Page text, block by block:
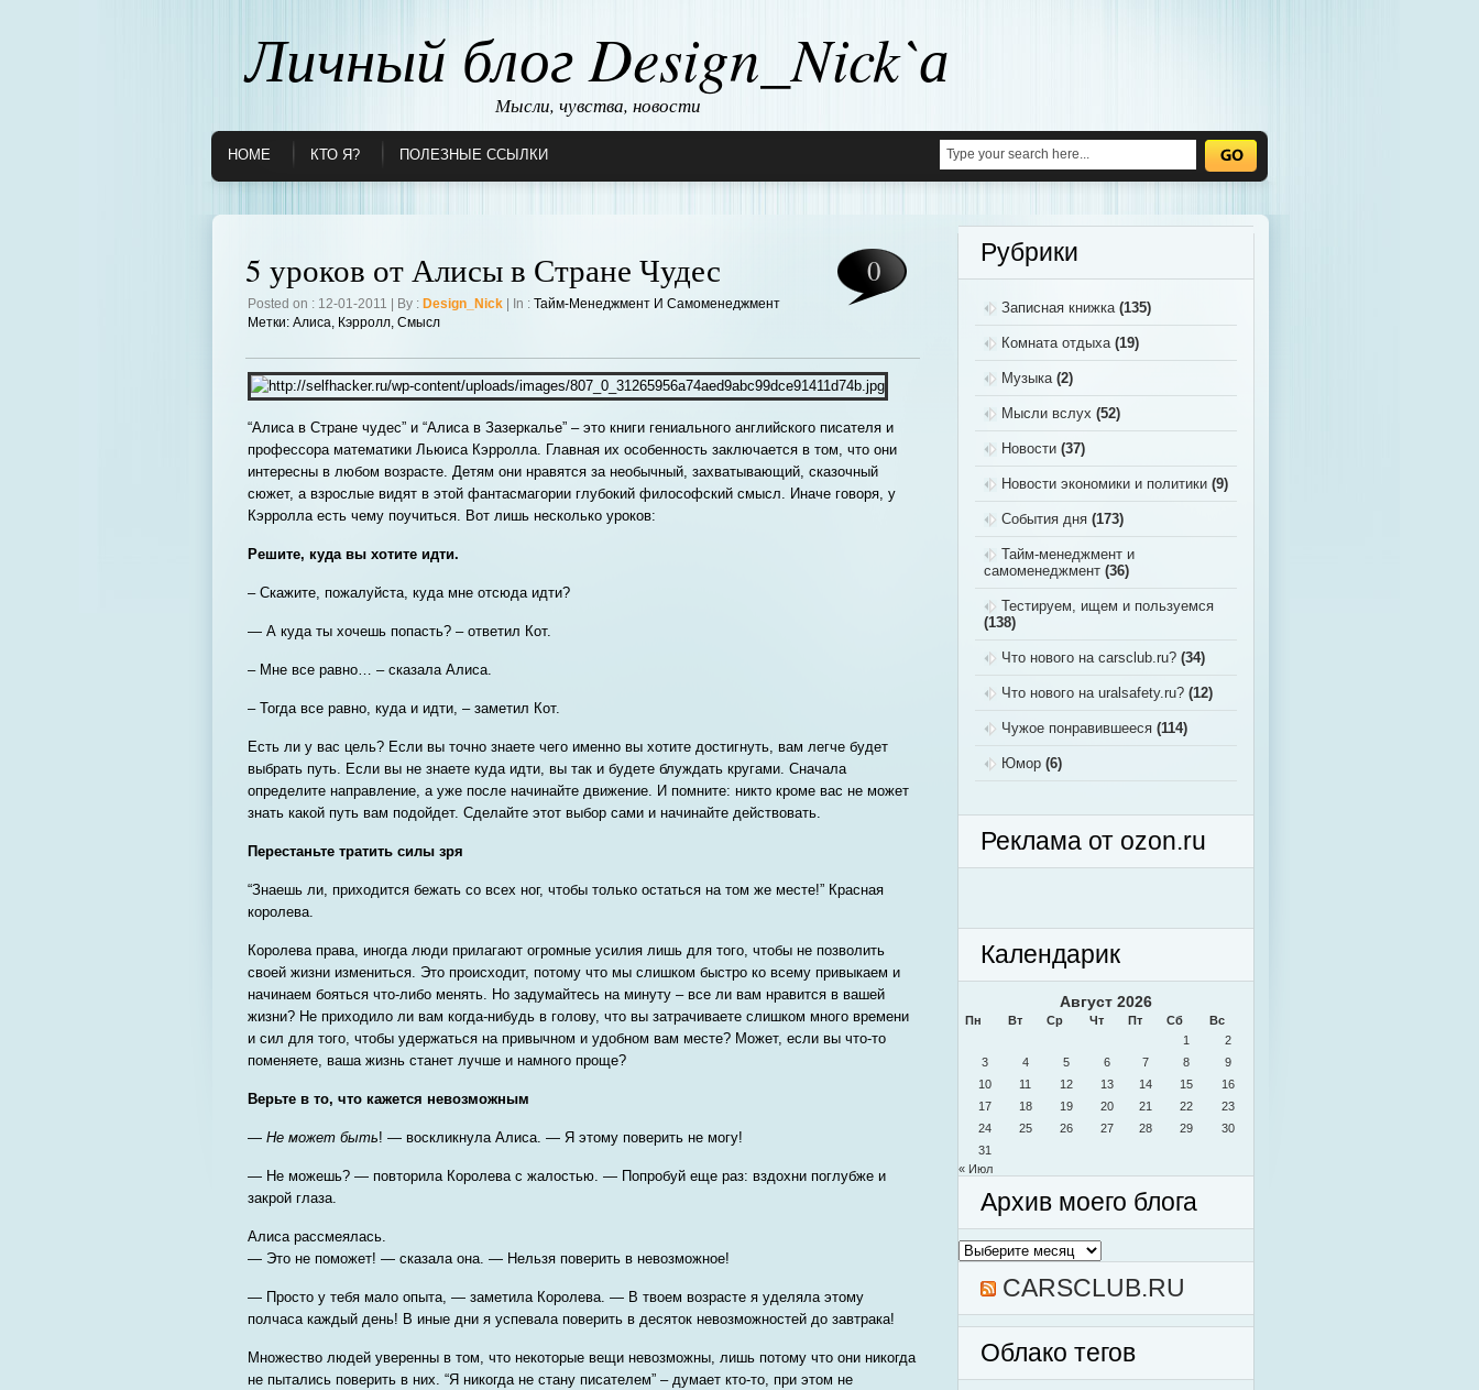
Личный блог Design_Nick`а
Мысли, чувства, новости
HOME КТО Я? ПОЛЕЗНЫЕ ССЫЛКИ
5 уроков от Алисы в Стране Чудес
Posted on : 12-01-2011 | By : Design_Nick | In : Тайм-Менеджмент И Самоменеджмент
Метки: Алиса, Кэрролл, Смысл
0
“Алиса в Стране чудес” и “Алиса в Зазеркалье” – это книги гениального английского писателя и
профессора математики Льюиса Кэрролла. Главная их особенность заключается в том, что они
интересны в любом возрасте. Детям они нравятся за необычный, захватывающий, сказочный
сюжет, а взрослые видят в этой фантасмагории глубокий философский смысл. Иначе говоря, у
Кэрролла есть чему поучиться. Вот лишь несколько уроков:
Решите, куда вы хотите идти.
– Скажите, пожалуйста, куда мне отсюда идти?
— А куда ты хочешь попасть? – ответил Кот.
– Мне все равно… – сказала Алиса.
– Тогда все равно, куда и идти, – заметил Кот.
Есть ли у вас цель? Если вы точно знаете чего именно вы хотите достигнуть, вам легче будет
выбрать путь. Если вы не знаете куда идти, вы так и будете блуждать кругами. Сначала
определите направление, а уже после начинайте движение. И помните: никто кроме вас не может
знать какой путь вам подойдет. Сделайте этот выбор сами и начинайте действовать.
Перестаньте тратить силы зря
“Знаешь ли, приходится бежать со всех ног, чтобы только остаться на том же месте!” Красная
королева.
Королева права, иногда люди прилагают огромные усилия лишь для того, чтобы не позволить
своей жизни измениться. Это происходит, потому что мы слишком быстро ко всему привыкаем и
начинаем бояться что-либо менять. Но задумайтесь на минуту – все ли вам нравится в вашей
жизни? Не приходило ли вам когда-нибудь в голову, что вы затрачиваете слишком много времени
и сил для того, чтобы удержаться на привычном и удобном вам месте? Может, если вы что-то
поменяете, ваша жизнь станет лучше и намного проще?
Верьте в то, что кажется невозможным
— Не может быть! — воскликнула Алиса. — Я этому поверить не могу!
— Не можешь? — повторила Королева с жалостью. — Попробуй еще раз: вздохни поглубже и
закрой глаза.
Алиса рассмеялась.
— Это не поможет! — сказала она. — Нельзя поверить в невозможное!
— Просто у тебя мало опыта, — заметила Королева. — В твоем возрасте я уделяла этому
полчаса каждый день! В иные дни я успевала поверить в десяток невозможностей до завтрака!
Множество людей уверенны в том, что некоторые вещи невозможны, лишь потому что они никогда
не пытались поверить в них. “Я никогда не стану писателем” – думает кто-то, при этом не
Рубрики
Записная книжка(135)
Комната отдыха(19)
Музыка(2)
Мысли вслух (52)
Новости (37)
Новости экономики и политики (9)
События дня (173)
Тайм-менеджмент и
самоменеджмент (36)
Тестируем, ищем и пользуемся
(138)
Что нового на carsclub.ru? (34)
Что нового на uralsafety.ru? (12)
Чужое понравившееся (114)
Юмор (6)
Реклама от ozon.ru
Календарик
Август 2026
Пн Вт Ср Чт Пт Сб
Вс
1
2
3
4 5 6 7 8
9
10
11 12 13 14 15
16
17
18 19 20 21 22
23
24
25 26 27 28 29
30
31
« Июл
Архив моего блога
Архив
моего
CARSCLUB.RU
Облако тегов